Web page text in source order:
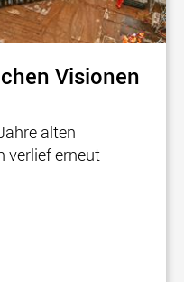
Visionen
alten
verlief erneut